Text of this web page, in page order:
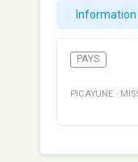
Information
PAYS
PICAYUNE ·